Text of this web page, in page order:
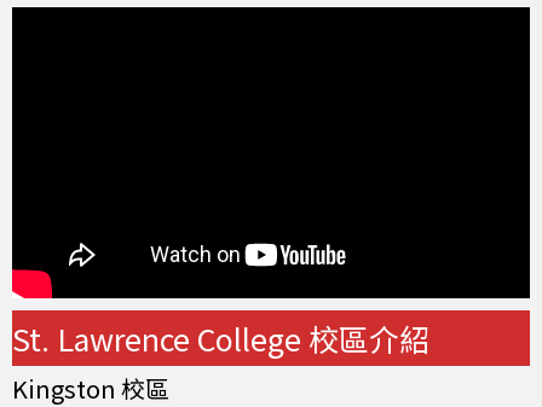
St. Lawrence College 校區介紹
Kingston 校區